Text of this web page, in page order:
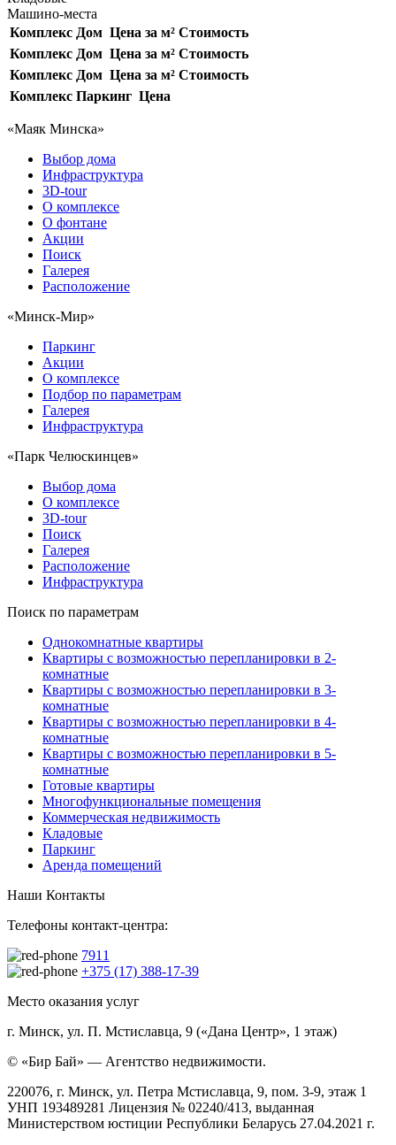
Машино-места
Комплекс Дом Цена за м² Стоимость
Комплекс Дом Цена за м² Стоимость
Комплекс Дом Цена за м² Стоимость
Комплекс Паркинг Цена
«Маяк Минска»
Выбор дома
Инфраструктура
3D-tour
О комплексе
О фонтане
Акции
Поиск
Галерея
Расположение
«Минск-Мир»
Паркинг
Акции
О комплексе
Подбор по параметрам
Галерея
Инфраструктура
«Парк Челюскинцев»
Выбор дома
О комплексе
3D-tour
Поиск
Галерея
Расположение
Инфраструктура
Поиск по параметрам
Однокомнатные квартиры
Квартиры с возможностью перепланировки в 2-
комнатные
Квартиры с возможностью перепланировки в 3-
комнатные
Квартиры с возможностью перепланировки в 4-
комнатные
Квартиры с возможностью перепланировки в 5-
комнатные
Готовые квартиры
Многофункциональные помещения
Коммерческая недвижимость
Кладовые
Паркинг
Аренда помещений
Наши Контакты
Телефоны контакт-центра:
7911
+375 (17) 388-17-39
Место оказания услуг
г. Минск, ул. П. Мстиславца, 9 («Дана Центр», 1 этаж)
© «Бир Бай» — Агентство недвижимости.
220076, г. Минск, ул. Петра Мстиславца, 9, пом. 3-9, этаж 1
УНП 193489281 Лицензия № 02240/413, выданная
Министерством юстиции Республики Беларусь 27.04.2021 г.